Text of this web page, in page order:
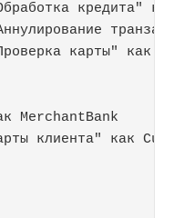
кредита"
карты" как
MerchantBank
клиента" как